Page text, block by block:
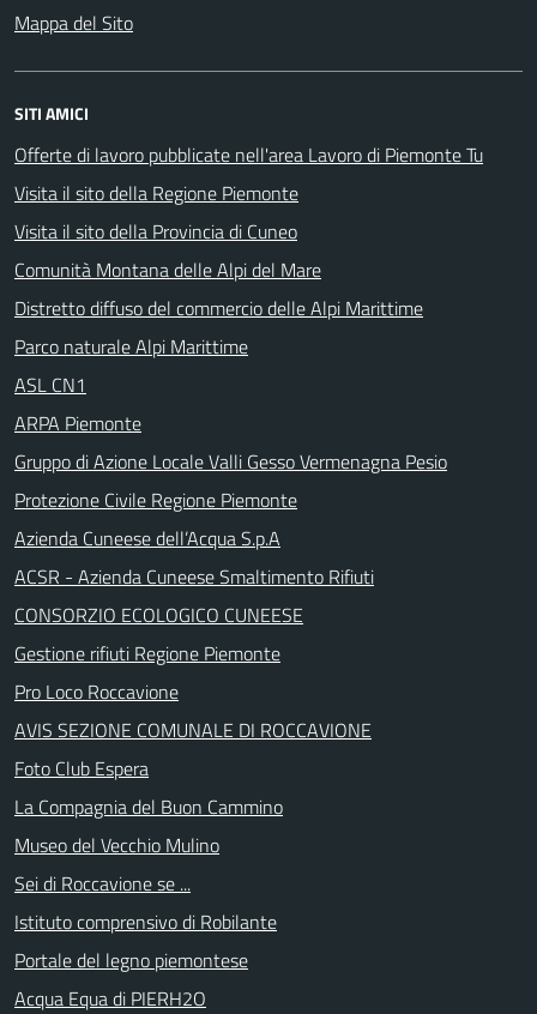
Mappa del Sito
SITI AMICI
Offerte di lavoro pubblicate nell'area Lavoro di Piemonte Tu
Visita il sito della Regione Piemonte
Visita il sito della Provincia di Cuneo
Comunità Montana delle Alpi del Mare
Distretto diffuso del commercio delle Alpi Marittime
Parco naturale Alpi Marittime
ASL CN1
ARPA Piemonte
Gruppo di Azione Locale Valli Gesso Vermenagna Pesio
Protezione Civile Regione Piemonte
Azienda Cuneese dell’Acqua S.p.A
ACSR - Azienda Cuneese Smaltimento Rifiuti
CONSORZIO ECOLOGICO CUNEESE
Gestione rifiuti Regione Piemonte
Pro Loco Roccavione
AVIS SEZIONE COMUNALE DI ROCCAVIONE
Foto Club Espera
La Compagnia del Buon Cammino
Museo del Vecchio Mulino
Sei di Roccavione se ...
Istituto comprensivo di Robilante
Portale del legno piemontese
Acqua Equa di PIERH2O